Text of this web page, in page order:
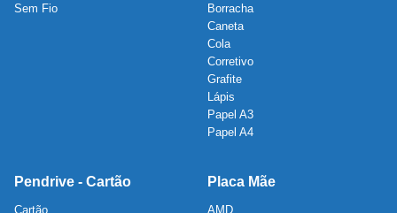
Sem Fio
Borracha
Caneta
Cola
Corretivo
Grafite
Lápis
Papel A3
Papel A4
Pendrive - Cartão
Cartão
Placa Mãe
AMD